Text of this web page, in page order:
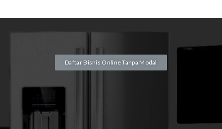
Daftar Bisnis Online Tanpa Modal